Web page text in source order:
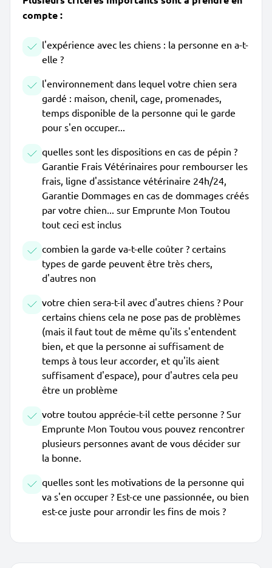
compte :
l'expérience avec les chiens : la personne en a-t-
elle ?
l'environnement dans lequel votre chien sera
gardé : maison, chenil, cage, promenades,
temps disponible de la personne qui le garde
pour s'en occuper...
quelles sont les dispositions en cas de pépin ?
Garantie Frais Vétérinaires pour rembourser les
frais, ligne d'assistance vétérinaire 24h/24,
Garantie Dommages en cas de dommages créés
par votre chien... sur Emprunte Mon Toutou
tout ceci est inclus
combien la garde va-t-elle coûter ? certains
types de garde peuvent être très chers,
d'autres non
votre chien sera-t-il avec d'autres chiens ? Pour
certains chiens cela ne pose pas de problèmes
(mais il faut tout de même qu'ils s'entendent
bien, et que la personne ai suffisament de
temps à tous leur accorder, et qu'ils aient
suffisament d'espace), pour d'autres cela peu
être un problème
votre toutou apprécie-t-il cette personne ? Sur
Emprunte Mon Toutou vous pouvez rencontrer
plusieurs personnes avant de vous décider sur
la bonne.
quelles sont les motivations de la personne qui
va s'en occuper ? Est-ce une passionnée, ou bien
est-ce juste pour arrondir les fins de mois ?